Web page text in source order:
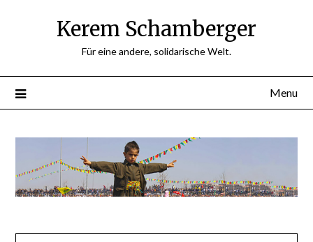
Kerem Schamberger
Für eine andere, solidarische Welt.
Menu